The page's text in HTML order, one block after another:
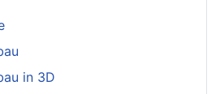
in 3D